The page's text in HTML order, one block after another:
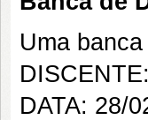
Uma
DATA: 28/